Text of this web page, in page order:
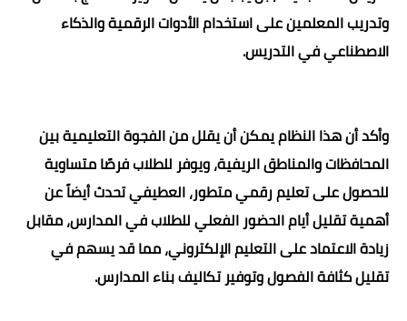
وتدريب المعلمين على استخدام الأدوات الرقمية والذكاء
الاصطناعي في التدريس.
وأكد أن هذا النظام يمكن أن يقلل من الفجوة التعليمية بين
المحافظات والمناطق الريفية، ويوفر للطلاب فرصًا متساوية
للحصول على تعليم رقمي متطور، العطيفي تحدث أيضاً عن
أهمية تقليل أيام الحضور الفعلي للطلاب في المدارس، مقابل
زيادة الاعتماد على التعليم الإلكتروني، مما قد يسهم في
تقليل كثافة الفصول وتوفير تكاليف بناء المدارس.